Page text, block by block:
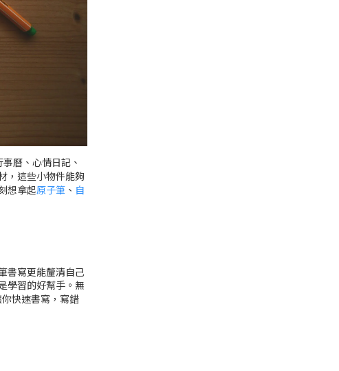
曆、心情日記、
，這些小物件能夠
想拿起原子筆 、 自
書寫更能釐清自己
學習的好幫手。無
快速書寫，寫錯